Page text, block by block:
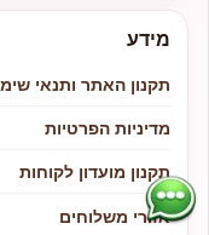
מידע
תקנון האתר ותנאי
מדיניות הפרטיות
תקנון מועדון לקוחות
אזורי משלוחים